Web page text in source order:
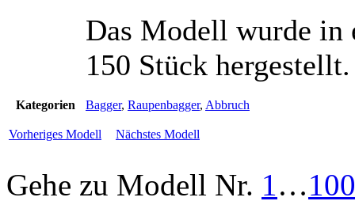
Das Modell wurde
150 Stück hergestellt.
Kategorien Bagger, Raupenbagger, Abbruch
Vorheriges Modell Nächstes Modell
Gehe zu Modell Nr. 1…100